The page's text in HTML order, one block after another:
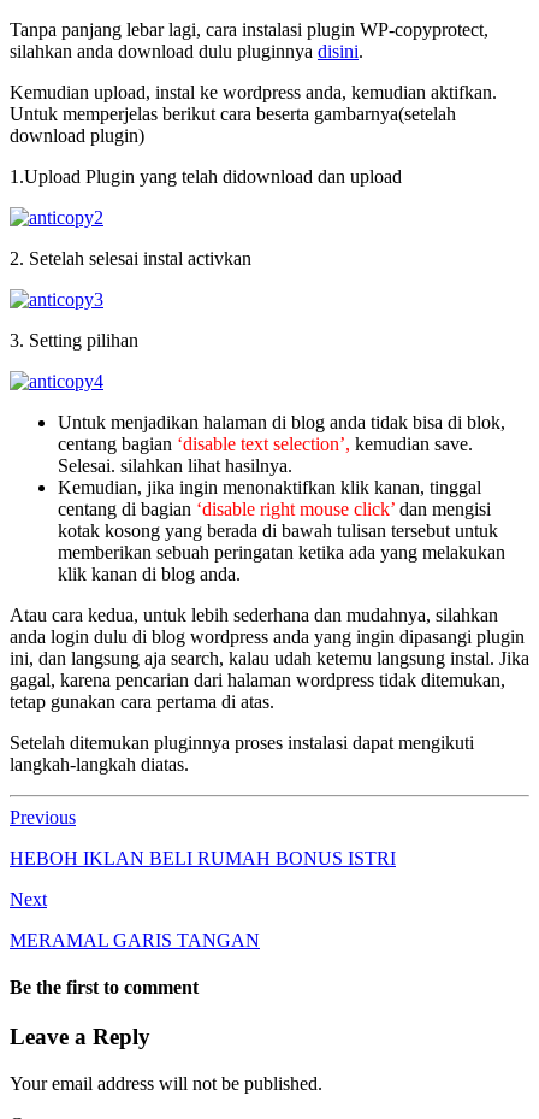
Tanpa panjang lebar lagi, cara instalasi plugin WP-copyprotect,
silahkan anda download dulu pluginnya disini.
Kemudian upload, instal ke wordpress anda, kemudian aktifkan.
Untuk memperjelas berikut cara beserta gambarnya(setelah
download plugin)
1.Upload Plugin yang telah didownload dan upload
2. Setelah selesai instal activkan
3. Setting pilihan
Untuk menjadikan halaman di blog anda tidak bisa di blok,
centang bagian ‘disable text selection’, kemudian save.
Selesai. silahkan lihat hasilnya.
Kemudian, jika ingin menonaktifkan klik kanan, tinggal
centang di bagian ‘disable right mouse click’ dan mengisi
kotak kosong yang berada di bawah tulisan tersebut untuk
memberikan sebuah peringatan ketika ada yang melakukan
klik kanan di blog anda.
Atau cara kedua, untuk lebih sederhana dan mudahnya, silahkan
anda login dulu di blog wordpress anda yang ingin dipasangi plugin
ini, dan langsung aja search, kalau udah ketemu langsung instal. Jika
gagal, karena pencarian dari halaman wordpress tidak ditemukan,
tetap gunakan cara pertama di atas.
Setelah ditemukan pluginnya proses instalasi dapat mengikuti
langkah-langkah diatas.
Previous
HEBOH IKLAN BELI RUMAH BONUS ISTRI
Next
MERAMAL GARIS TANGAN
Be the first to comment
Leave a Reply
Your email address will not be published.